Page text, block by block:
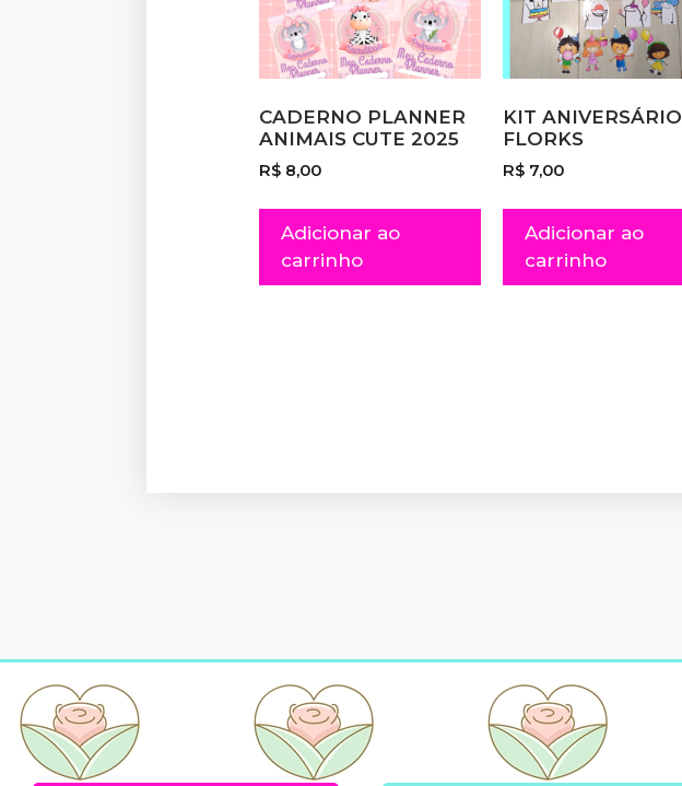
CADERNO PLANNER
ANIMAIS CUTE 2025
R$ 8,00
Adicionar ao
carrinho
KIT ANIVERSÁRIO
FLORKS
R$7,00
Adicionar ao
carrinho